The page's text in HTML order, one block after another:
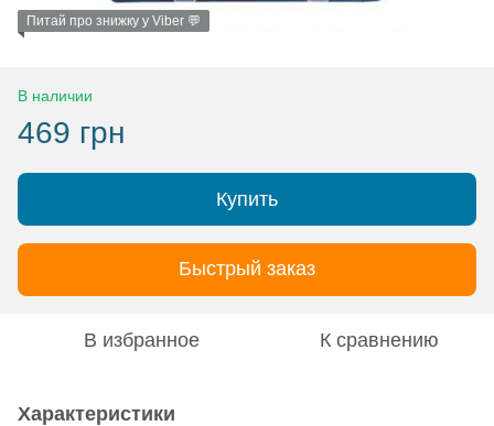
Питай про знижку у Viber 💬
В наличии
469 грн
Купить
Быстрый заказ
В избранное К сравнению
Характеристики